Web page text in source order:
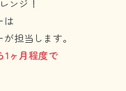
ンジ！
は
担当します。
1ヶ月程度で